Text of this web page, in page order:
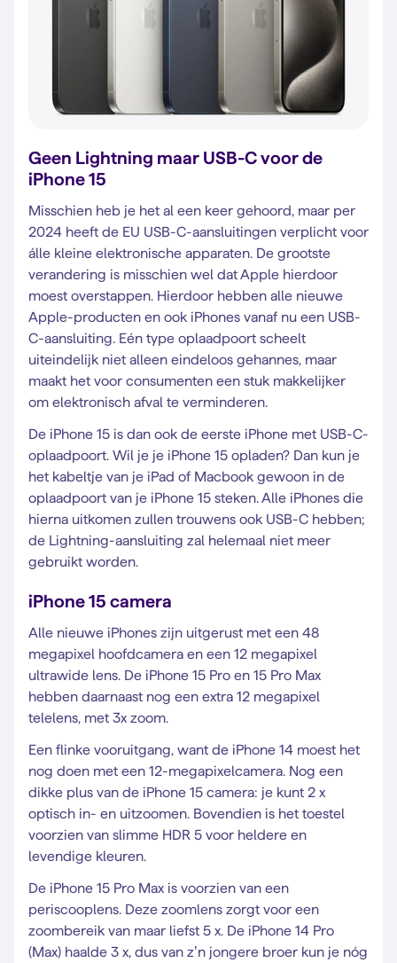
Geen Lightning maar USB-C voor de
iPhone 15
Misschien heb je het al een keer gehoord, maar per
2024 heeft de EU USB-C-aansluitingen verplicht voor
álle kleine elektronische apparaten. De grootste
verandering is misschien wel dat Apple hierdoor
moest overstappen. Hierdoor hebben alle nieuwe
Apple-producten en ook iPhones vanaf nu een USB-
C-aansluiting. Eén type oplaadpoort scheelt
uiteindelijk niet alleen eindeloos gehannes, maar
maakt het voor consumenten een stuk makkelijker
om elektronisch afval te verminderen.
De iPhone 15 is dan ook de eerste iPhone met USB-C-
oplaadpoort. Wil je je iPhone 15 opladen? Dan kun je
het kabeltje van je iPad of Macbook gewoon in de
oplaadpoort van je iPhone 15 steken. Alle iPhones die
hierna uitkomen zullen trouwens ook USB-C hebben;
de Lightning-aansluiting zal helemaal niet meer
gebruikt worden.
iPhone 15 camera
Alle nieuwe iPhones zijn uitgerust met een 48
megapixel hoofdcamera en een 12 megapixel
ultrawide lens. De iPhone 15 Pro en 15 Pro Max
hebben daarnaast nog een extra 12 megapixel
telelens, met 3x zoom.
Een flinke vooruitgang, want de iPhone 14 moest het
nog doen met een 12-megapixelcamera. Nog een
dikke plus van de iPhone 15 camera: je kunt 2 x
optisch in- en uitzoomen. Bovendien is het toestel
voorzien van slimme HDR 5 voor heldere en
levendige kleuren.
De iPhone 15 Pro Max is voorzien van een
periscooplens. Deze zoomlens zorgt voor een
zoombereik van maar liefst 5 x. De iPhone 14 Pro
(Max) haalde 3 x, dus van z’n jongere broer kun je nóg